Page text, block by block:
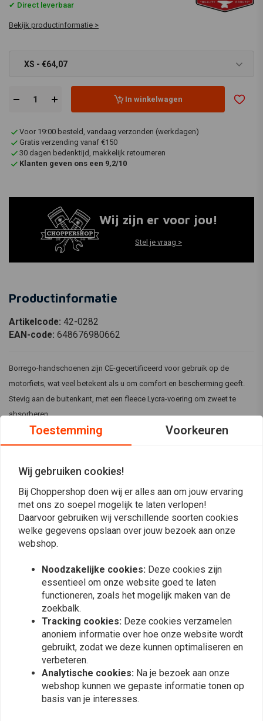
✔ Direct leverbaar
Bekijk productinformatie >
XS - €64,07
In winkelwagen
Voor 19:00 besteld, vandaag verzonden (werkdagen)
Gratis verzending vanaf €150
30 dagen bedenktijd, makkelijk retourneren
Klanten geven ons een 9,2/10
Wij zijn er voor jou!
Stel je vraag >
Productinformatie
Artikelcode: 42-0282
EAN-code: 648676980662
Borrego-handschoenen zijn CE-gecertificeerd voor gebruik op de
motorfiets, wat veel betekent als u om comfort en bescherming geeft.
Stevig aan de buitenkant, met een fleece Lycra-voering om zweet te
absorberen.
Technische details:
Suede wrijvingszones met strategische padding voor
impactbescherming
Vochtafvoerende fleece Lycra-voering voor extra comfort
Geperforeerde palmpanelen verhogen de duurzaamheid zonder
afbreuk te doen aan flex
Interne schokbestendige gewatteerde gewrichtsbeschermers
nauwsluitende, op maat gemaakte pasvorm
Thermoplastische rubberen pols pull met Biltwell branding en
klittenbandsluiting
Touchscreen-compatibele duim- en vingertoppen voor bediening
van smartphones
Voldoet aan CE 89/686 veiligheidsnorm voor motorfietsgebruik
Vorm en functie:
De Borrego Glove heeft robuuste versterkingen in wrijvingszones
Reviews
Plaats ook een review
Toestemming Voorkeuren
Wij gebruiken cookies!
Bij Choppershop doen wij er alles aan om jouw ervaring
met ons zo soepel mogelijk te laten verlopen!
Daarvoor gebruiken wij verschillende soorten cookies
welke gegevens opslaan over jouw bezoek aan onze
webshop.
Noodzakelijke cookies: Deze cookies zijn
essentieel om onze website goed te laten
functioneren, zoals het mogelijk maken van de
zoekbalk.
Tracking cookies: Deze cookies verzamelen
anoniem informatie over hoe onze website wordt
gebruikt, zodat we deze kunnen optimaliseren en
verbeteren.
Analytische cookies: Na je bezoek aan onze
webshop kunnen we gepaste informatie tonen op
basis van je interesses.